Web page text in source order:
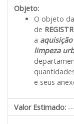
Objeto:
O objeto
de
a
limpeza
e seus
Valor Estimado: